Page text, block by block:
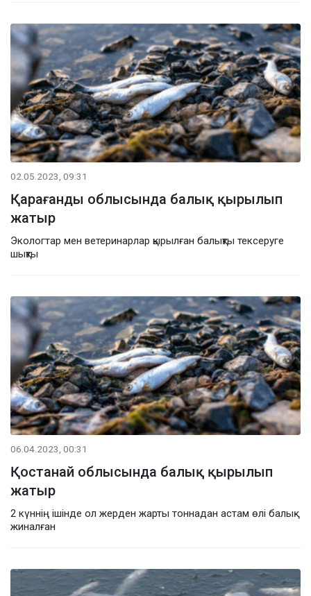
02.05.2023, 09:31
Қарағанды облысында балық қырылып
жатыр
Экологтар мен ветеринарлар қырылған балықты тексеруге
шықты
06.04.2023, 00:31
Қостанай облысында балық қырылып
жатыр
2 күннің ішінде ол жерден жарты тоннадан астам өлі балық
жиналған